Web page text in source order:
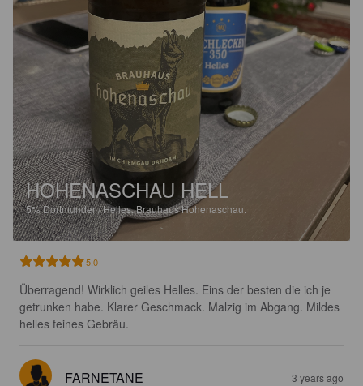
HOHENASCHAU HELL
5%Dortmunder / Helles.Brauhaus Hohenaschau.
5.0
Überragend! Wirklich geiles Helles. Eins der besten die ich je
getrunken habe. Klarer Geschmack. Malzig im Abgang. Mildes
helles feines Gebräu.
FARNETANE 3 years ago